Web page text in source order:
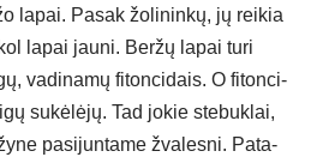
la­pai. Pa­sak žo­li­nin­kų, jų rei­kia
la­pai jau­ni. Ber­žų la­pai tu­ri
va­di­na­mų fi­ton­ci­dais. O fi­ton­ci­
su­kė­lė­jų. Tad jo­kie ste­buk­lai,
pa­si­jun­ta­me žva­les­ni. Pa­ta­